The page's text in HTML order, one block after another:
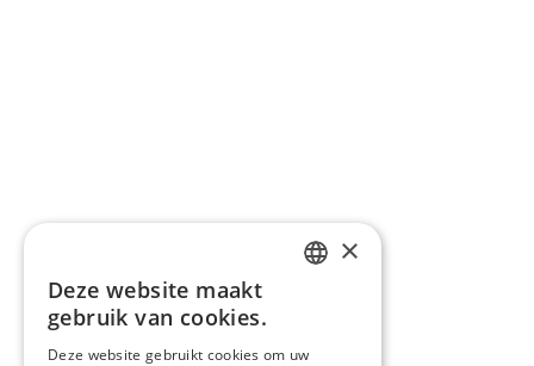
×
Deze website maakt
gebruik van cookies.
Deze website gebruikt cookies om uw